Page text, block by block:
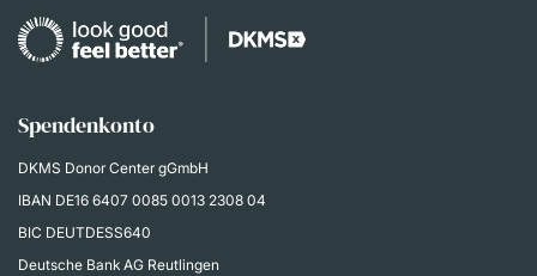
Spendenkonto
DKMS Donor Center gGmbH
IBAN DE16 6407 0085 0013 2308 04
BIC DEUTDESS640
Deutsche Bank AG Reutlingen